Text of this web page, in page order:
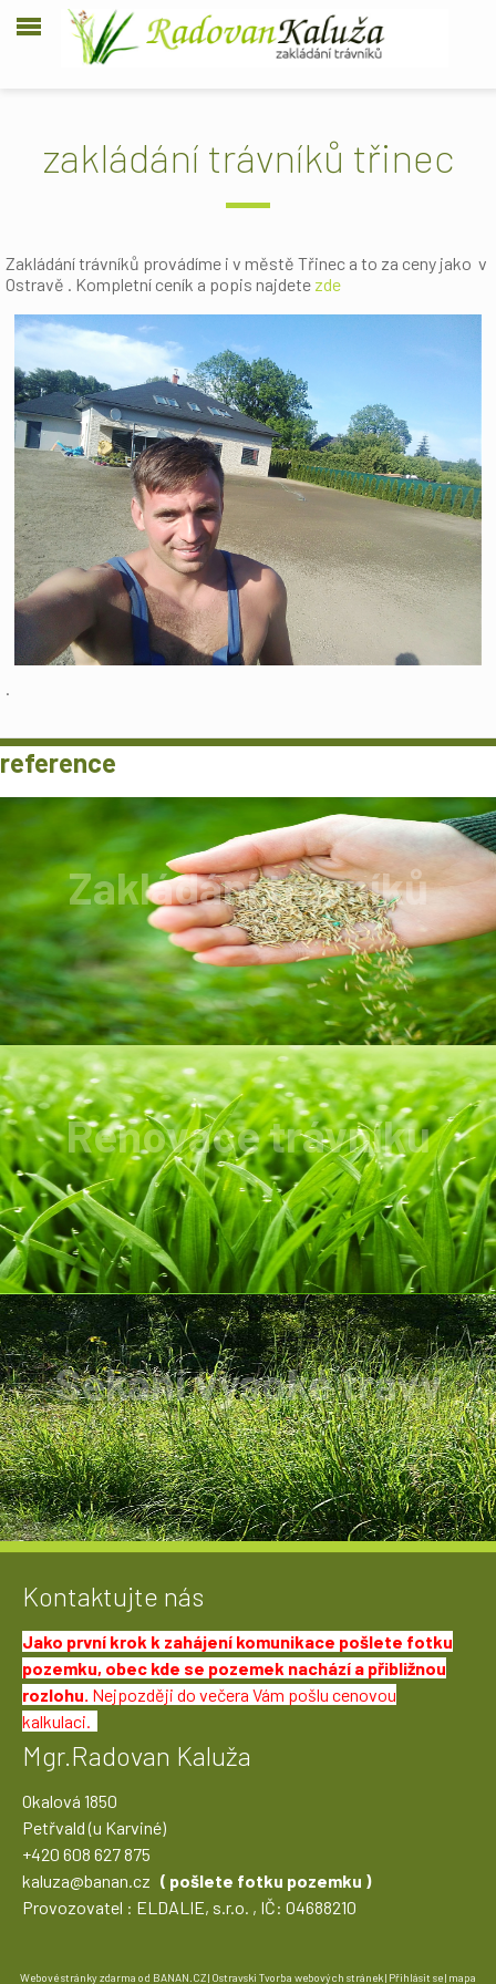
zakládání trávníků třinec
Zakládání trávníků provádíme i v městě Třinec a to za ceny jako v
Ostravě . Kompletní ceník a popis najdete zde
reference
Zakládání trávníků
Zakládání trávníku provádíme v ceně od 18Kč
do 22Kč /m2.
Renovace trávníku
Trávník zbavíme prořežeme, poté zbavíme
plevelů, mechu A samozřejmně zahustíme.
Sekání vysoké trávy
Trává, nálety s výškou 2metry není problém.
Kontaktujte nás
Jako první krok k zahájení komunikace pošlete fotku
pozemku, obec kde se pozemek nachází a přibližnou
rozlohu. Nejpozději do večera Vám pošlu cenovou
kalkulaci.
Mgr.Radovan Kaluža
Okalová 1850
Petřvald (u Karviné)
+420 608 627 875
kaluza@banan.cz ( pošlete fotku pozemku )
Provozovatel : ELDALIE, s.r.o. , IČ: 04688210
Webové stránky zdarma od BANAN.CZ| Ostravski Tvorba webových stránek| Přihlásit se| mapa